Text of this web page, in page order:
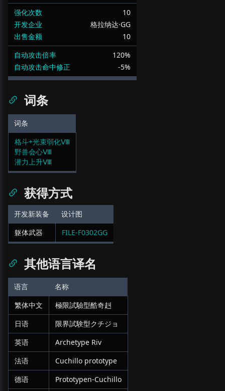
强化次数
10
开发企业
格拉纳达·GG
出售金额
10
自动攻击倍率
120%
自动攻击命中修正
-5%
词条
词条
格斗+光束弱化Ⅷ
野兽会心Ⅷ
潜力上升Ⅷ
获得方式
开发新装备
设计图
躯体武器
FILE-F0302GG
其他语言译名
语言
名称
繁体中文
極限試驗型酷奇赳
日语
限界試験型クチジョ
英语
Archetype Riv
法语
Cuchillo prototype
德语
Prototypen-Cuchillo